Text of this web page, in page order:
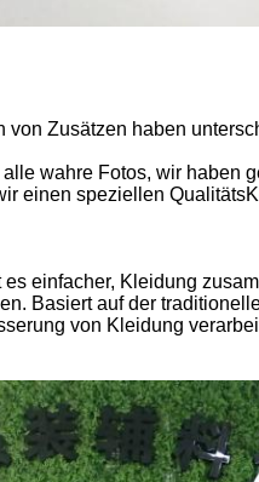
von Zusätzen haben
wahre Fotos, wir haben
einen speziellen
einfacher, Kleidung
Basiert auf der
von Kleidung